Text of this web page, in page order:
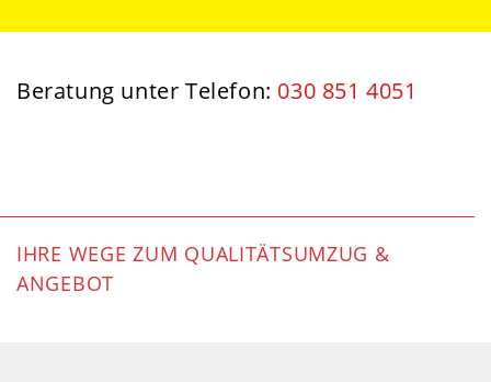
Beratung unter Telefon: 030 851 4051
IHRE WEGE ZUM QUALITÄTSUMZUG &
ANGEBOT